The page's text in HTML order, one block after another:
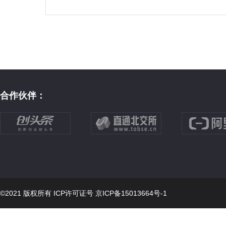
合作伙伴：
©2021 版权所有 ICP许可证号 京ICP备15013664号-1